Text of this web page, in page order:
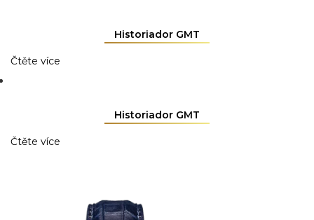
Historiador GMT
Čtěte více
Historiador GMT
Čtěte více